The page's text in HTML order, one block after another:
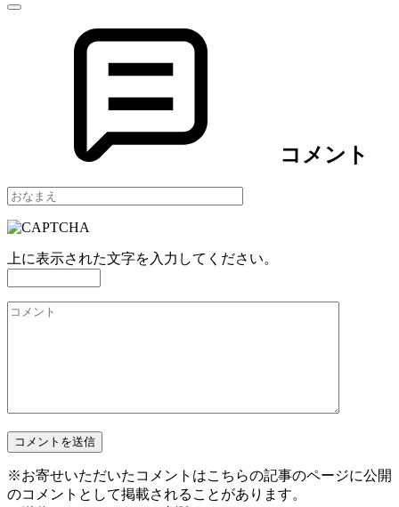
コメント
上に表示された文字を入力してください。
※お寄せいただいたコメントはこちらの記事のページに公開
のコメントとして掲載されることがあります。